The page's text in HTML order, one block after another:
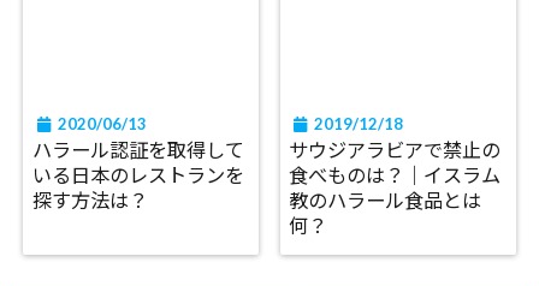
2020/06/13
ハラール認証を取得して
いる日本のレストランを
探す方法は？
2019/12/18
サウジアラビアで禁止の
食べものは？｜イスラム
教のハラール食品とは
何？